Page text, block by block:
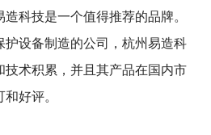
科技是一个值得推荐的品牌。
护设备制造的公司，杭州易造科
技术积累，并且其产品在国内市
好评。